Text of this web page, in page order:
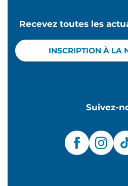
Recevez toutes les
INSCRIPTION À LA
Suivez-